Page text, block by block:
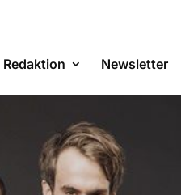
Redaktion Newsletter